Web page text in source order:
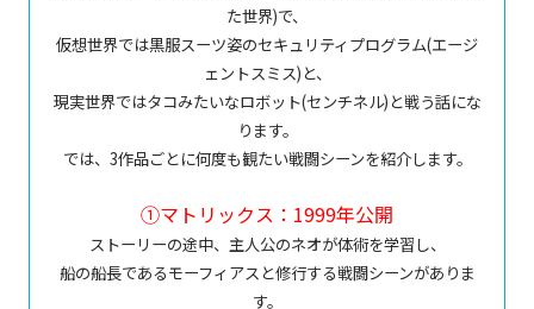
た世界)で、
仮想世界では黒服スーツ姿のセキュリティプログラム(エージ
ェントスミス)と、
現実世界ではタコみたいなロボット(センチネル)と戦う話にな
ります。
では、3作品ごとに何度も観たい戦闘シーンを紹介します。
①マトリックス：1999年公開
ストーリーの途中、主人公のネオが体術を学習し、
船の船長であるモーフィアスと修行する戦闘シーンがありま
す。